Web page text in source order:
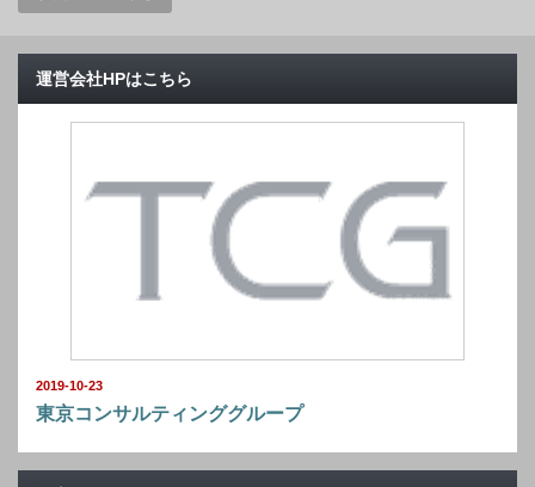
運営会社HPはこちら
2019-10-23
東京コンサルティンググループ